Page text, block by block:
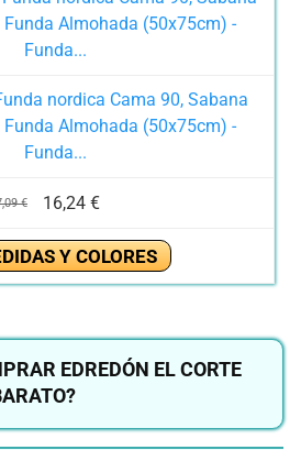
nordica Cama 90, Sabana
Funda Almohada (50x75cm) -
Funda...
€ 16,24 €
Y COLORES
EDREDÓN EL CORTE